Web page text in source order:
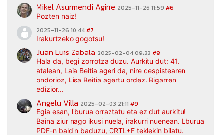
Mikel Asurmendi Agirre 2025-11-26 11:59 #6
Pozten naiz!
2025-11-26 10:44#7
Irakurtzeko gogotsu!
Juan Luis Zabala 2025-02-04 09:33 #8
Hala da, begi zorrotza duzu. Aurkitu dut: 41.
atalean, Laia Beitia ageri da, nire despistearen
ondorioz, Lisa Beitia agertu ordez. Bigarren
edizior...
Angelu Villa 2025-02-03 21:11 #9
Egia esan, liburua orraztatu eta ez dut aurkitu!
Baina ziur nago ikusi nuela, irakurri nuenean. Lburua
PDF-n baldin baduzu, CRTL+F teklekin bilatu.